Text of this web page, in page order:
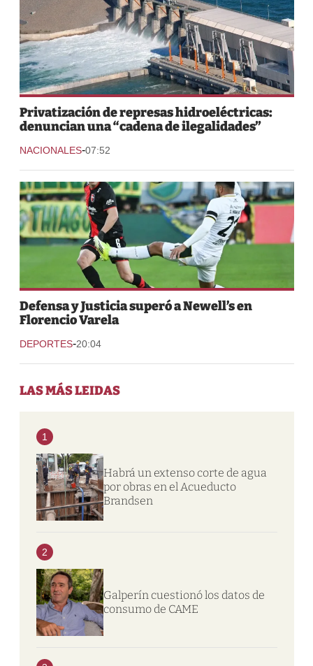
Privatización de represas hidroeléctricas:
denuncian una “cadena de ilegalidades”
NACIONALES-07:52
Defensa y Justicia superó a Newell’s en
Florencio Varela
DEPORTES-20:04
LAS MÁS LEIDAS
1
Habrá un extenso corte de agua
por obras en el Acueducto
Brandsen
2
Galperín cuestionó los datos de
consumo de CAME